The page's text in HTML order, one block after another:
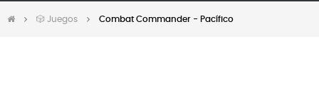
🎲 Juegos Combat Commander - Pacífico